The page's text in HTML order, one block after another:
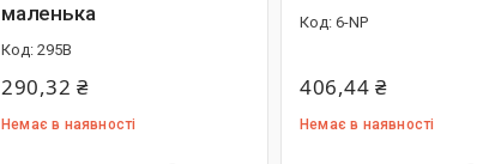
маленька
295B
290,32 ₴
Немає в наявності
6-NP
406,44 ₴
Немає в наявності